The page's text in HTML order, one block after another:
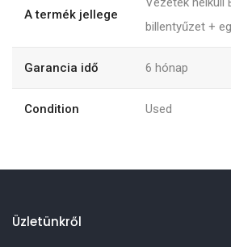
A termék jellege
billentyűzet +
Garancia idő 6 hónap
Condition Used
Üzletünkről